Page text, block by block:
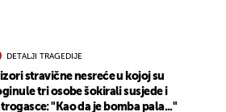
DETALJI TRAGEDIJE
stravične nesreće u kojoj su
tri osobe šokirali susjede i
"Kao da je bomba pala..."